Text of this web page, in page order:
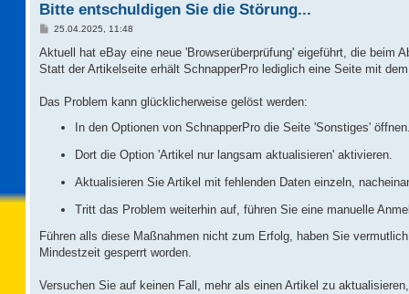
Bitte entschuldigen Sie die Störung...
B
i
r
25.04.2025, 11:48
Aktuell hat eBay eine neue 'Browserüberprüfung' eigeführt, die beim
Statt der Artikelseite erhält SchnapperPro lediglich eine Seite mit
Das Problem kann glücklicherweise gelöst werden:
In den Optionen von SchnapperPro die Seite 'Sonstiges'
Dort die Option 'Artikel nur langsam aktualisieren' aktivieren.
Aktualisieren Sie Artikel mit fehlenden Daten einzeln,
Tritt das Problem weiterhin auf, führen Sie eine manuelle
Führen alls diese Maßnahmen nicht zum Erfolg, haben Sie
Mindestzeit gesperrt worden.
Versuchen Sie auf keinen Fall, mehr als einen Artikel zu